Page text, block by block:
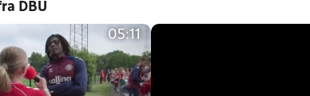
DBU
05:11